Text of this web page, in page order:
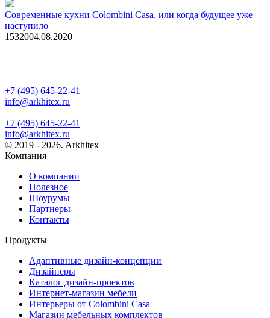
Современные кухни Colombini Casa, или когда будущее уже
наступило
1532004.08.2020
+7 (495) 645-22-41
info@arkhitex.ru
+7 (495) 645-22-41
info@arkhitex.ru
© 2019 - 2026. Arkhitex
Компания
О компании
Полезное
Шоурумы
Партнеры
Контакты
Продукты
Адаптивные дизайн-концепции
Дизайнеры
Каталог дизайн-проектов
Интернет-магазин мебели
Интерьеры от Colombini Casa
Магазин мебельных комплектов